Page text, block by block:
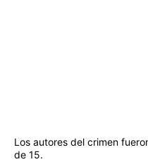
Los autores del crimen
de 15.